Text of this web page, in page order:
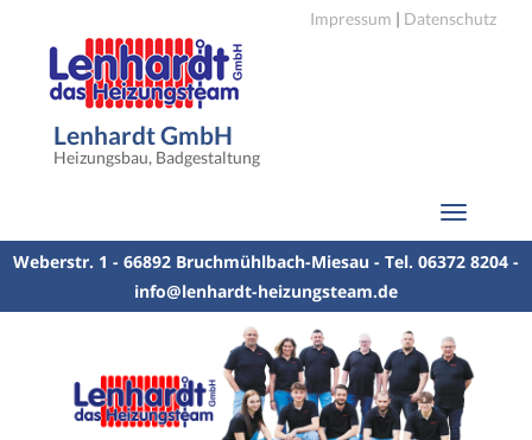
Impressum | Datenschutz
Lenhardt GmbH
Heizungsbau, Badgestaltung
Toggle
navigation
Weberstr. 1 - 66892 Bruchmühlbach-Miesau - Tel. 06372 8204 -
info@lenhardt-heizungsteam.de